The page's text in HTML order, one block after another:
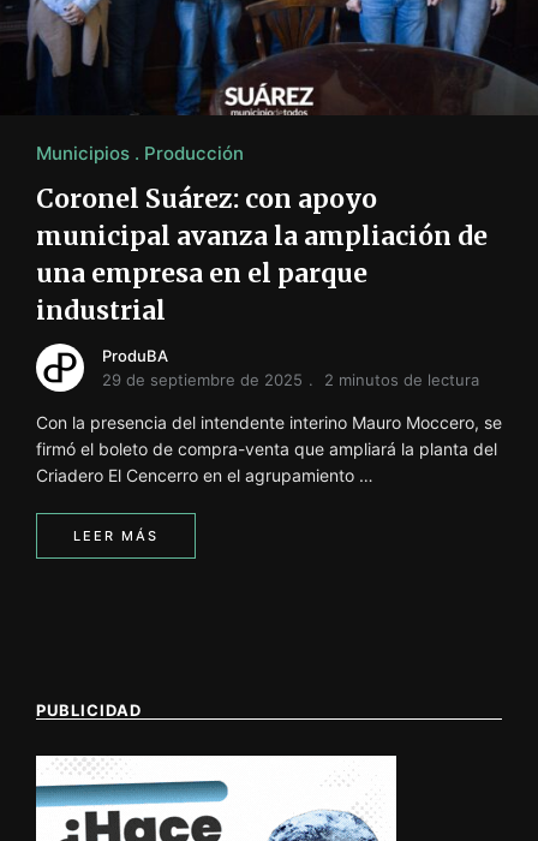
i
ó
n
INFORMACIÓN SOBRE LA PRODUCCIÓN EN LA
Municipios Producción
Coronel Suárez: con apoyo
municipal avanza la ampliación de
una empresa en el parque
industrial
ProduBA
29 de septiembre de 2025
2 minutos de lectura
Con la presencia del intendente interino Mauro Moccero, se
firmó el boleto de compra-venta que ampliará la planta del
Criadero El Cencerro en el agrupamiento …
LEER MÁS
PUBLICIDAD